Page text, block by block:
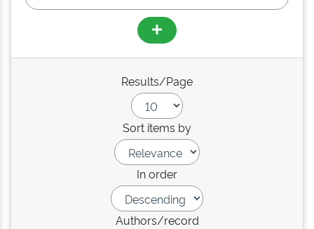
Results/Page
Sort items by
In order
Authors/record